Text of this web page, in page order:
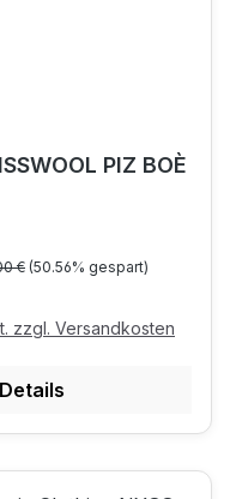
PIZ BOÈ
Preis:
€ (50.56% gespart)
zzgl. Versandkosten
Details